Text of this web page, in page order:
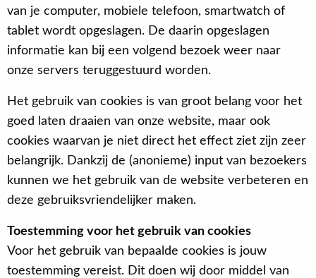
van je computer, mobiele telefoon, smartwatch of
tablet wordt opgeslagen. De daarin opgeslagen
informatie kan bij een volgend bezoek weer naar
onze servers teruggestuurd worden.
Het gebruik van cookies is van groot belang voor het
goed laten draaien van onze website, maar ook
cookies waarvan je niet direct het effect ziet zijn zeer
belangrijk. Dankzij de (anonieme) input van bezoekers
kunnen we het gebruik van de website verbeteren en
deze gebruiksvriendelijker maken.
Toestemming voor het gebruik van cookies
Voor het gebruik van bepaalde cookies is jouw
toestemming vereist. Dit doen wij door middel van